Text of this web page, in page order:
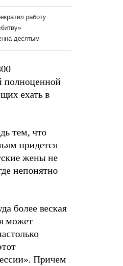
полноценной
ехать в
тем, что
придется
жены не
непонятно
более веская
может
Причем